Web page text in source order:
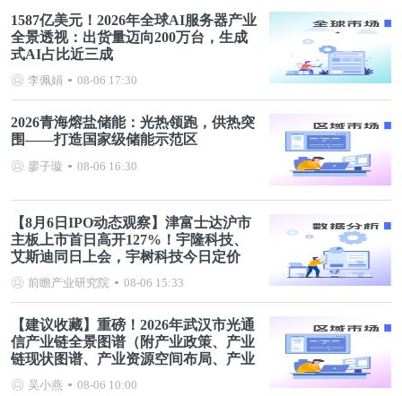
1587亿美元！2026年全球AI服务器产业
全景透视：出货量迈向200万台，生成
式AI占比近三成
李佩娟 08-06 17:30
2026青海熔盐储能：光热领跑，供热突
围——打造国家级储能示范区
廖子璇 08-06 16:30
【8月6日IPO动态观察】津富士达沪市
主板上市首日高开127%！宇隆科技、
艾斯迪同日上会，宇树科技今日定价
前瞻产业研究院 08-06 15:33
【建议收藏】重磅！2026年武汉市光通
信产业链全景图谱（附产业政策、产业
链现状图谱、产业资源空间布局、产业
链发展规划）
吴小燕 08-06 10:00